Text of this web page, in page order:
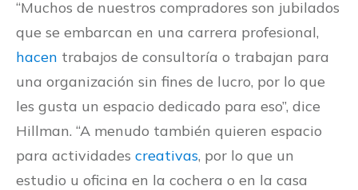
“Muchos de nuestros compradores son jubilados
que se embarcan en una carrera profesional,
hacen trabajos de consultoría o trabajan para
una organización sin fines de lucro, por lo que
les gusta un espacio dedicado para eso”, dice
Hillman. “A menudo también quieren espacio
para actividades creativas, por lo que un
estudio u oficina en la cochera o en la casa